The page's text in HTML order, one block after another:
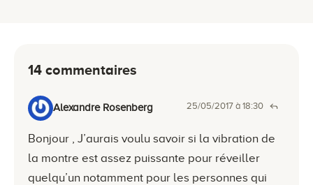
14 commentaires
Alexandre Rosenberg 25/05/2017 à 18:30
Bonjour , J’aurais voulu savoir si la vibration de
la montre est assez puissante pour réveiller
quelqu’un notamment pour les personnes qui